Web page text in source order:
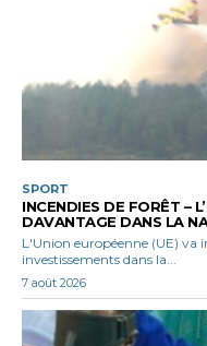
SPORT
INCENDIES DE FORÊT –
DAVANTAGE DANS LA
L'Union européenne (UE) va
investissements dans la...
7 août 2026